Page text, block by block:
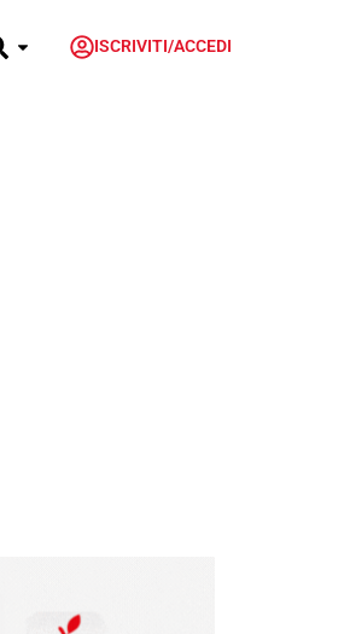
ISCRIVITI/ACCEDI